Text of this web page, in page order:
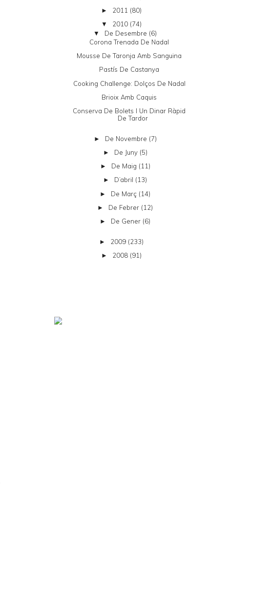
► 2011 (80)
▼ 2010 (74)
▼ De Desembre (6)
Corona Trenada De Nadal
Mousse De Taronja Amb Sanguina
Pastís De Castanya
Cooking Challenge: Dolços De Nadal
Brioix Amb Caquis
Conserva De Bolets I Un Dinar Ràpid
De Tardor
► De Novembre (7)
► De Juny (5)
► De Maig (11)
► D’abril (13)
► De Març (14)
► De Febrer (12)
► De Gener (6)
► 2009 (233)
► 2008 (91)